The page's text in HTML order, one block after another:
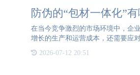
防伪的“包材一体化”
在当今竞争激烈的市场环境中，企
增长的生产和运营成本，还需要应
威胁。为了在保证产品质量的同时
多企业开始采用包材一体化的防伪
2026-07-12 20:51